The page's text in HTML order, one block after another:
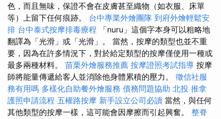
色，而且無味，保證不會在皮膚甚至織物（如衣服、床單
等）上留下任何痕跡。 台中專業外燴團隊 到府外燴輕鬆安
排 台中泰式按摩排毒療程
「nuru」這個字本身可以粗略地
翻譯為「光滑」或「光滑」。 當然，按摩的類型也並不重
要，因為在許多情況下，對於給定類型的按摩僅使用一種或
最多兩種材料。 苗栗外燴服務推薦 按摩證照考試指導 按摩
師將能量傳遞給客人並消除他身體累積的壓力。 徵信社服
務有用嗎 多樣化自助餐外燴服務 債務問題協助 北投 推拿
護照申請流程 五權路按摩 新手設立公司必讀 當然，與任何
其他類型的按摩一樣，這可能會因摩擦而引起興奮。 整脊